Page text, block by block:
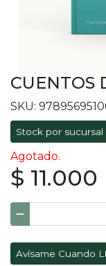
CUENTOS
SKU:
Stock por sucursal
Agotado.
$ 11.000
Avísame Cuando